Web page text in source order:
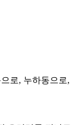
로, 누하동으로,